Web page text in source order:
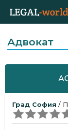
Адвокат
Град София /